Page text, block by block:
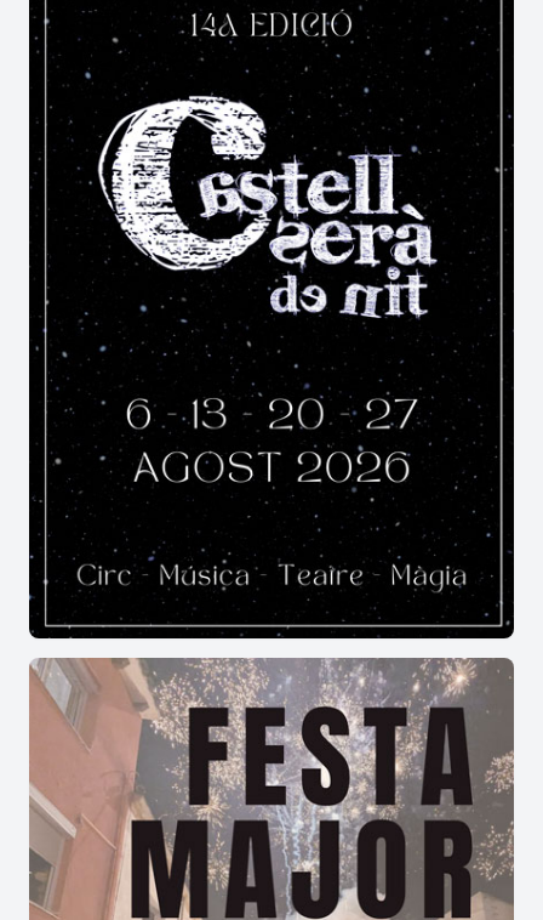
PROGRAMACIÓ 2026:
De 09.00 h a 14.00 h: parades de persones
productores d’oli, de pa artesà i de Productes
de la Xarxa de la Terra, de proximitat.
A les 10.30 h:
1r tast de diferents varietats
d’olis
, a càrrec de l’Associació de Productors i
Elaboradors d’Oli d’Oliva del Vallès, al TAP de
Bigues. Places limitades, inscripcions a la fira.
D’11.00 h a 13.00 h:taller infantil.
A les 11.30 h: showcooking a càrrec del Gremi
d’Hostaleria del Vallès Oriental.
De 12.00 h a 13.00 h: juga a encertar l’oli
. Vine a
fer un tast a cegues, pots guanyar una ampolla
d’oli d’alta qualitat!
A les 12.30 h:2n tast de diferents varietats
d’olis
, a càrrec de l’Ass. de Productors i
Elaboradors d’Oli d’Oliva del Vallès, al TAP de
Bigues. Places limitades, inscripcions a la fira.
13.30 h:sorteig de tres paneresamb productes
locals de qualitat.